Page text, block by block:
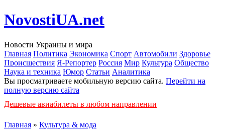
NovostiUA.net
Новости Украины и мира
Главная Политика Экономика Спорт Автомобили Здоровье
Происшествия Я-Репортер Россия Мир Культура Общество
Наука и техника Юмор Статьи Аналитика
Вы просматриваете мобильную версию сайта. Перейти на
полную версию сайта
Дешевые авиабилеты в любом направлении
Главная » Культура & мода